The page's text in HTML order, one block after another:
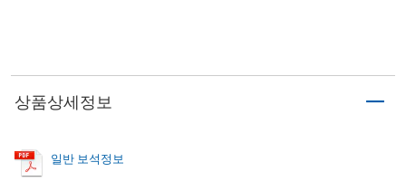
상품상세정보
일반 보석정보